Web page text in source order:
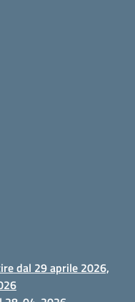
dal 29 aprile 2026,